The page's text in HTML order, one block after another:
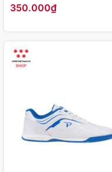
Chính Hãng
350.000₫